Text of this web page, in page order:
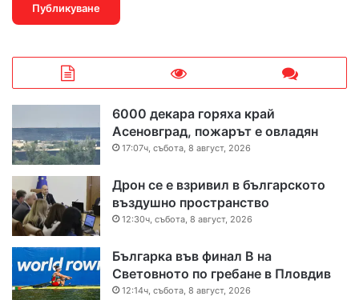
6000 декара горяха край
Асеновград, пожарът е овладян
17:07ч, събота, 8 август, 2026
Дрон се е взривил в българското
въздушно пространство
12:30ч, събота, 8 август, 2026
Българка във финал B на
Световното по гребане в Пловдив
12:14ч, събота, 8 август, 2026